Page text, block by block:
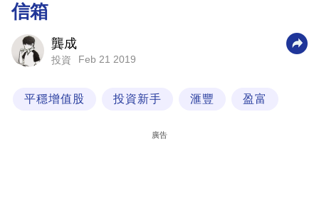
技
信箱
龔成
投資 Feb 21 2019
平穩增值股 投資新手 滙豐 盈富
廣告